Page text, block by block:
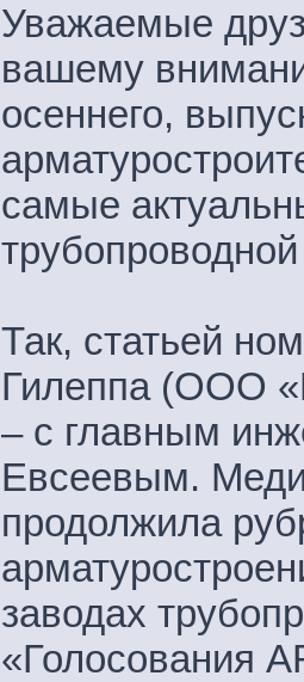
Уважаемые
вашему
осеннего,
самые
Так, статьей
Гилеппа (ООО
– с главным
Евсеевым.
продолжила
заводах
«Голосования